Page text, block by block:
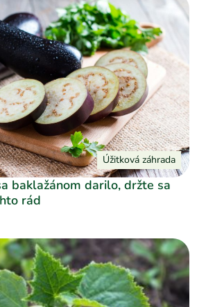
Úžitková záhrada
baklažánom darilo, držte sa
rád